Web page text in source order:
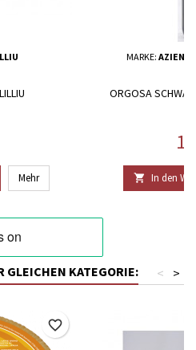
Mehr
MARKE:
ORGOSA
 In den
GLEICHEN KATEGORIE: >
<
favorite_border